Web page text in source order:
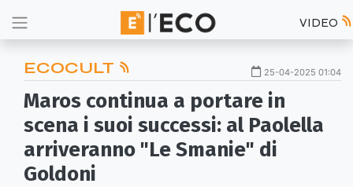
VIDEO
ECOCULT 25-04-2025 01:04
Maros continua a portare in
scena i suoi successi: al Paolella
arriveranno "Le Smanie" di
Goldoni